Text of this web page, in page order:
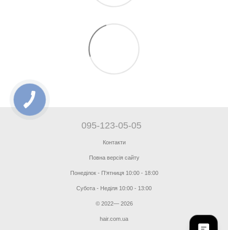
095-123-05-05
Контакти
Повна версія сайту
Понеділок - П'ятниця 10:00 - 18:00
Субота - Неділя 10:00 - 13:00
© 2022— 2026
hair.com.ua